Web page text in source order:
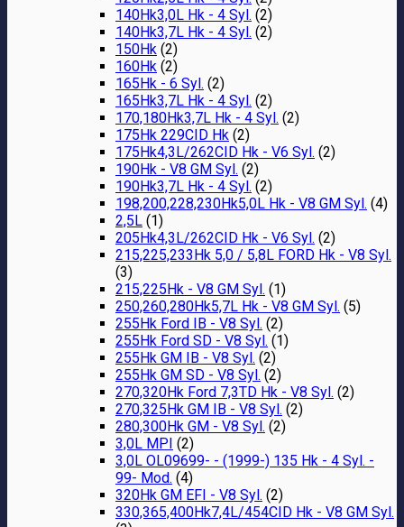
140Hk3,0L Hk - 4 Syl. (2)
140Hk3,7L Hk - 4 Syl. (2)
150Hk (2)
160Hk (2)
165Hk - 6 Syl. (2)
165Hk3,7L Hk - 4 Syl. (2)
170,180Hk3,7L Hk - 4 Syl. (2)
175Hk 229CID Hk (2)
175Hk4,3L/262CID Hk - V6 Syl. (2)
190Hk - V8 GM Syl. (2)
190Hk3,7L Hk - 4 Syl. (2)
198,200,228,230Hk5,0L Hk - V8 GM Syl. (4)
2,5L (1)
205Hk4,3L/262CID Hk - V6 Syl. (2)
215,225,233Hk 5,0 / 5,8L FORD Hk - V8 Syl.
(3)
215,225Hk - V8 GM Syl. (1)
250,260,280Hk5,7L Hk - V8 GM Syl. (5)
255Hk Ford IB - V8 Syl. (2)
255Hk Ford SD - V8 Syl. (1)
255Hk GM IB - V8 Syl. (2)
255Hk GM SD - V8 Syl. (2)
270,320Hk Ford 7,3TD Hk - V8 Syl. (2)
270,325Hk GM IB - V8 Syl. (2)
280,300Hk GM - V8 Syl. (2)
3,0L MPI (2)
3,0L OL09699- - (1999-) 135 Hk - 4 Syl. -
99- Mod. (4)
320Hk GM EFI - V8 Syl. (2)
330,365,400Hk7,4L/454CID Hk - V8 GM Syl.